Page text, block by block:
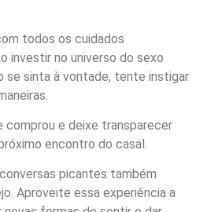
todos os cuidados
investir no universo do sexo
se sinta à vontade, tente instigar
comprou e deixe transparecer
encontro do casal.
picantes também
Aproveite essa experiência a